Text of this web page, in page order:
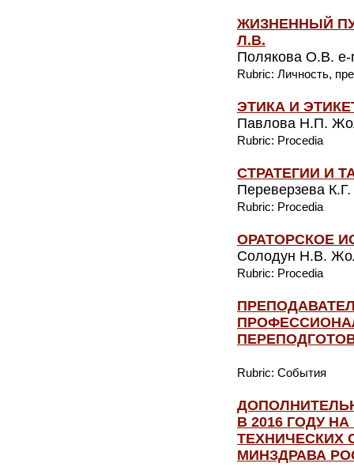
ЖИЗНЕННЫЙ
Л.В.
Полякова О.В. e-
Rubric: Личность,
ЭТИКА И
Павлова Н.П.
Rubric: Procedia
СТРАТЕГИИ И
Переверзева
Rubric: Procedia
ОРАТОРСКОЕ
Солодун Н.В.
Rubric: Procedia
Rubric: События
В 2016 ГОДУ
ТЕХНИЧЕСКИХ
МИНЗДРАВА